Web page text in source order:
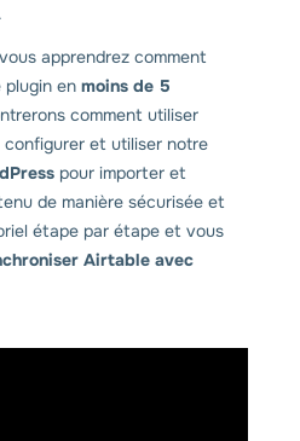
apprendrez comment
en moins de 5
comment utiliser
configurer et utiliser notre
pour importer et
de manière sécurisée et
étape par étape et vous
Airtable avec